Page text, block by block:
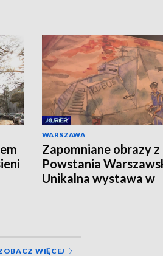
WARSZAWA
Zapomniane obrazy z
Powstania
Unikalna wystawa w
WIĘCEJ